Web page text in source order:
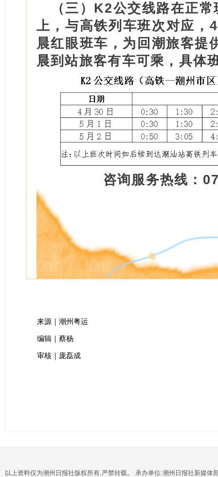
（三）K2公交线路在正
上，与高铁列车班次对应，
晨红眼班车，为回潮旅客提
晨到站旅客有车可乘，具体
咨询服务热线：
来源｜潮州粤运
编辑｜蔡杨
审核｜庞磊成
以上资料仅为潮州日报社版权所有,严禁转载。 承办单位:潮州日报社新媒体